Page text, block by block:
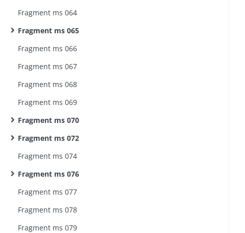
Fragment ms 064
Fragment ms 065
Fragment ms 066
Fragment ms 067
Fragment ms 068
Fragment ms 069
Fragment ms 070
Fragment ms 072
Fragment ms 074
Fragment ms 076
Fragment ms 077
Fragment ms 078
Fragment ms 079